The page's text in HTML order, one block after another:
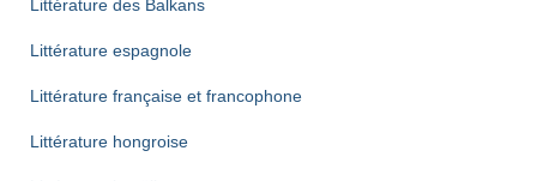
Littérature des Balkans
Littérature espagnole
Littérature française et francophone
Littérature hongroise